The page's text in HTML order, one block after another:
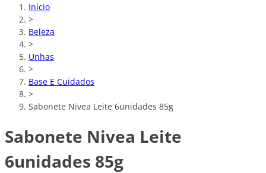
Início
>
Beleza
>
Unhas
>
Base E Cuidados
>
Sabonete Nivea Leite 6unidades 85g
Sabonete Nivea Leite
6unidades 85g